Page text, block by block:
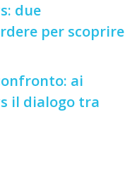
due
per scoprire
ai
il dialogo tra